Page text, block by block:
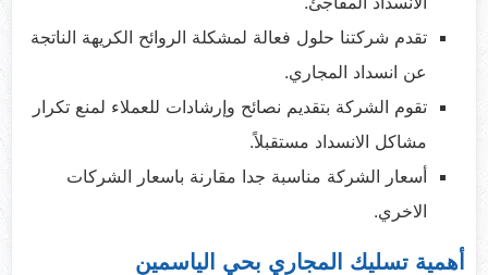
تقدم شركتنا حلول فعالة لمشكلة الروائح الكريهة الناتجة
عن انسداد المجاري.
تقوم الشركة بتقديم نصائح وإرشادات للعملاء لمنع تكرار
مشاكل الانسداد مستقبلاً.
أسعار الشركة مناسبة جدا مقارنة باسعار الشركات
الاخري.
أهمية تسليك المجاري بحي الياسمين